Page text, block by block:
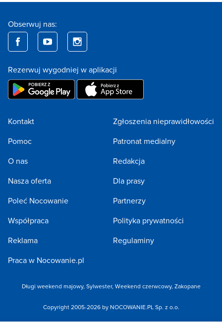
Obserwuj nas:
Rezerwuj wygodniej w aplikacji
Kontakt
Pomoc
O nas
Nasza oferta
Poleć Nocowanie
Współpraca
Reklama
Praca w Nocowanie.pl
Zgłoszenia nieprawidłowości
Patronat medialny
Redakcja
Dla prasy
Partnerzy
Polityka prywatności
Regulaminy
Długi weekend majowy, Sylwester, Weekend czerwcowy, Zakopane
Copyright 2005-2026 by NOCOWANIE.PL Sp. z o.o.